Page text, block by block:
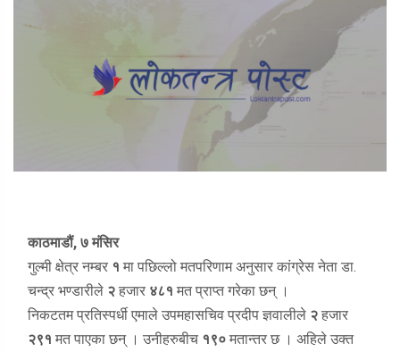
काठमाडौं, ७ मंसिर
गुल्मी क्षेत्र नम्बर १ मा पछिल्लो मतपरिणाम अनुसार कांग्रेस नेता डा.
चन्द्र भण्डारीले २ हजार ४८१ मत प्राप्त गरेका छन् ।
निकटतम प्रतिस्पर्धी एमाले उपमहासचिव प्रदीप ज्ञवालीले २ हजार
२९१ मत पाएका छन् । उनीहरुबीच १९० मतान्तर छ । अहिले उक्त